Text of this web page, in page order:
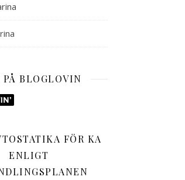
PÅ BLOGLOVIN
FÖR KA
ENLIGT